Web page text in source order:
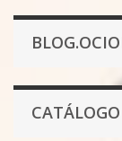
CATÁLOGO